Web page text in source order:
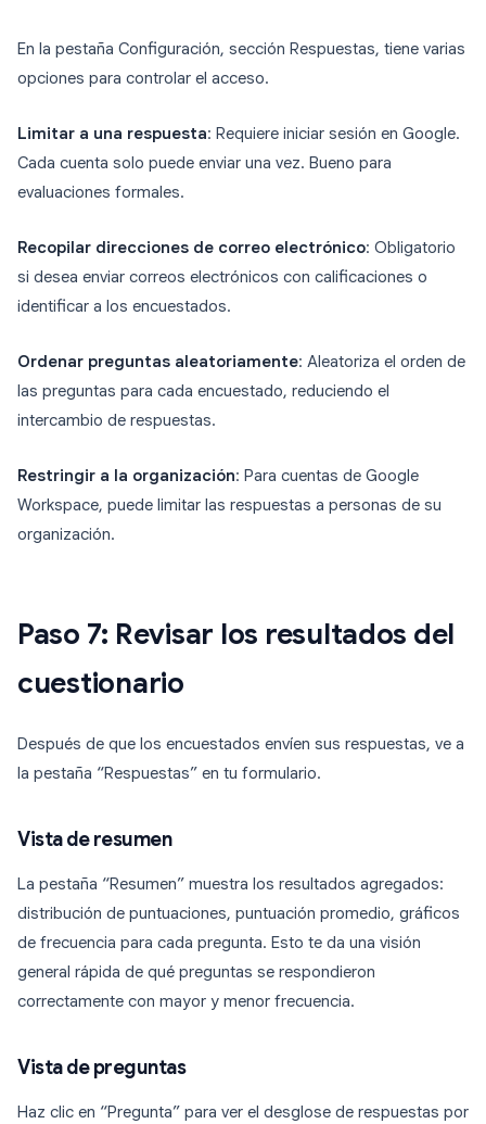
En la pestaña Configuración, sección Respuestas, tiene varias
opciones para controlar el acceso.
Limitar a una respuesta: Requiere iniciar sesión en Google.
Cada cuenta solo puede enviar una vez. Bueno para
evaluaciones formales.
Recopilar direcciones de correo electrónico: Obligatorio
si desea enviar correos electrónicos con calificaciones o
identificar a los encuestados.
Ordenar preguntas aleatoriamente: Aleatoriza el orden de
las preguntas para cada encuestado, reduciendo el
intercambio de respuestas.
Restringir a la organización: Para cuentas de Google
Workspace, puede limitar las respuestas a personas de su
organización.
Paso 7: Revisar los resultados del
cuestionario
Después de que los encuestados envíen sus respuestas, ve a
la pestaña “Respuestas” en tu formulario.
Vista de resumen
La pestaña “Resumen” muestra los resultados agregados:
distribución de puntuaciones, puntuación promedio, gráficos
de frecuencia para cada pregunta. Esto te da una visión
general rápida de qué preguntas se respondieron
correctamente con mayor y menor frecuencia.
Vista de preguntas
Haz clic en “Pregunta” para ver el desglose de respuestas por